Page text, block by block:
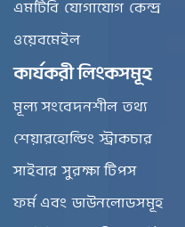
এমটিবি যোগাযোগ কেন্দ্র
ওয়েবমেইল
কার্যকরী লিংকসমূহ
মূল্য সংবেদনশীল তথ্য
শেয়ারহোল্ডিং স্ট্রাকচার
সাইবার সুরক্ষা টিপস
ফর্ম এবং ডাউনলোডসমূহ